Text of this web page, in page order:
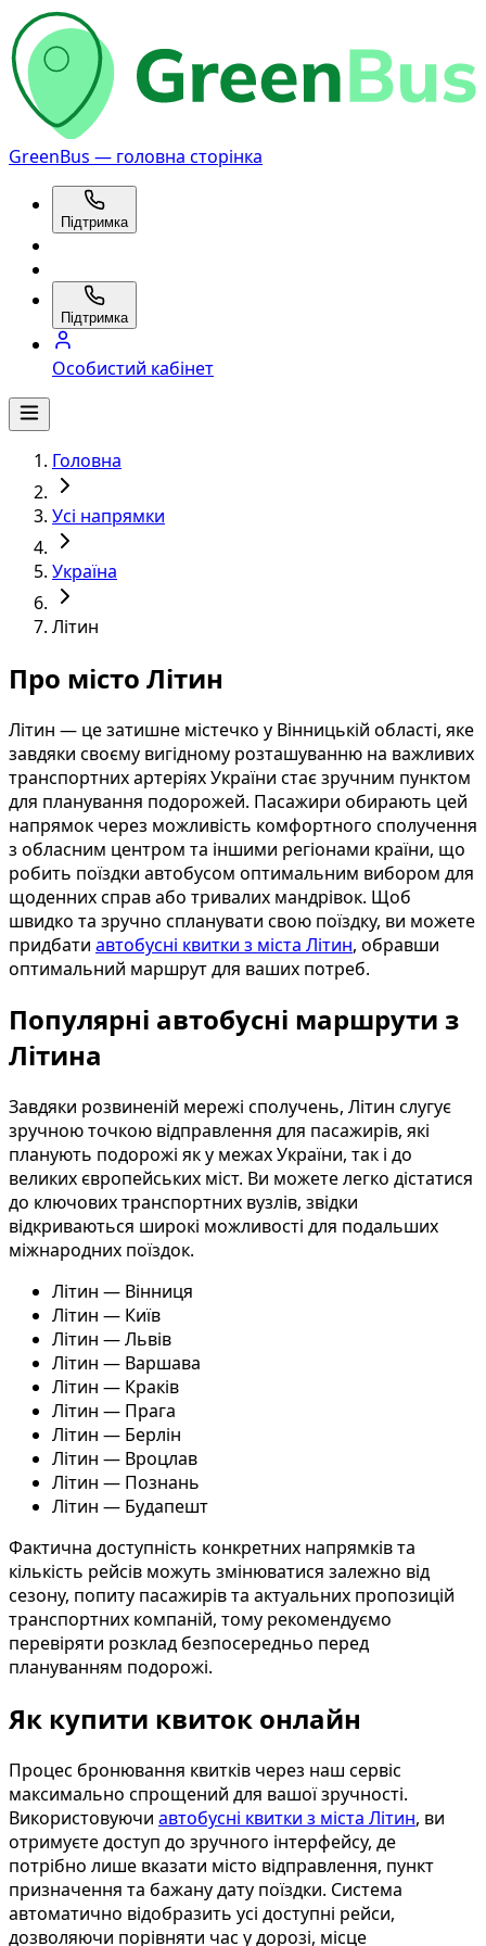
GreenBus — головна сторінка
Підтримка
Підтримка
Особистий кабінет
Головна
Усі напрямки
Україна
Літин
Про місто Літин
Літин — це затишне містечко у Вінницькій області, яке
завдяки своєму вигідному розташуванню на важливих
транспортних артеріях України стає зручним пунктом
для планування подорожей. Пасажири обирають цей
напрямок через можливість комфортного сполучення
з обласним центром та іншими регіонами країни, що
робить поїздки автобусом оптимальним вибором для
щоденних справ або тривалих мандрівок. Щоб
швидко та зручно спланувати свою поїздку, ви можете
придбати автобусні квитки з міста Літин, обравши
оптимальний маршрут для ваших потреб.
Популярні автобусні маршрути з
Літина
Завдяки розвиненій мережі сполучень, Літин слугує
зручною точкою відправлення для пасажирів, які
планують подорожі як у межах України, так і до
великих європейських міст. Ви можете легко дістатися
до ключових транспортних вузлів, звідки
відкриваються широкі можливості для подальших
міжнародних поїздок.
Літин — Вінниця
Літин — Київ
Літин — Львів
Літин — Варшава
Літин — Краків
Літин — Прага
Літин — Берлін
Літин — Вроцлав
Літин — Познань
Літин — Будапешт
Фактична доступність конкретних напрямків та
кількість рейсів можуть змінюватися залежно від
сезону, попиту пасажирів та актуальних пропозицій
транспортних компаній, тому рекомендуємо
перевіряти розклад безпосередньо перед
плануванням подорожі.
Як купити квиток онлайн
Процес бронювання квитків через наш сервіс
максимально спрощений для вашої зручності.
Використовуючи автобусні квитки з міста Літин, ви
отримуєте доступ до зручного інтерфейсу, де
потрібно лише вказати місто відправлення, пункт
призначення та бажану дату поїздки. Система
автоматично відобразить усі доступні рейси,
дозволяючи порівняти час у дорозі, місце